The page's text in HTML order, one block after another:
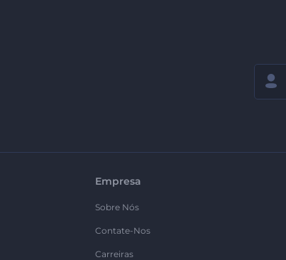
Empresa
Sobre Nós
Contate-Nos
Carreiras